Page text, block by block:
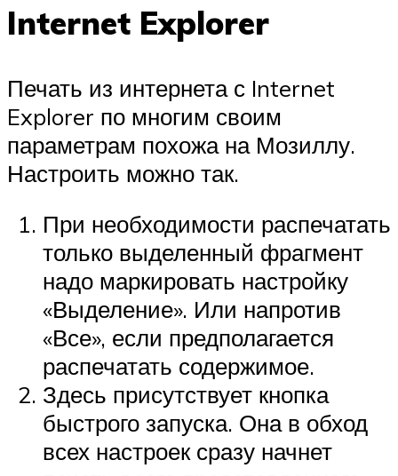
Internet Explorer
Печать из интернета с Internet
Explorer по многим своим
параметрам похожа на Мозиллу.
Настроить можно так.
При необходимости распечатать
только выделенный фрагмент
надо маркировать настройку
«Выделение». Или напротив
«Все», если предполагается
распечатать содержимое.
Здесь присутствует кнопка
быстрого запуска. Она в обход
всех настроек сразу начнет